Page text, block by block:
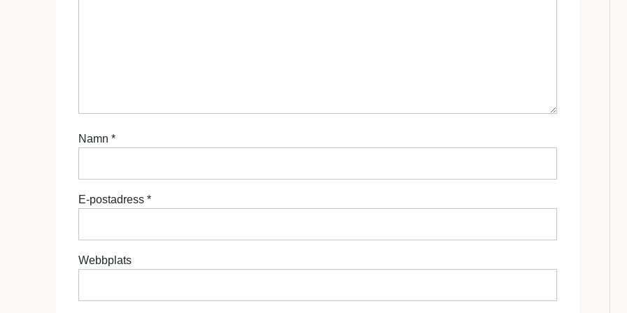
Namn *
E-postadress *
Webbplats